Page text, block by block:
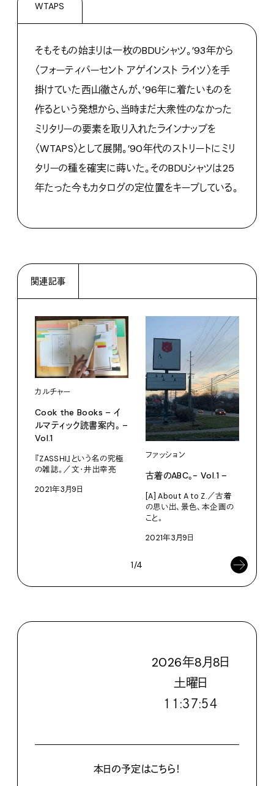
WTAPS
そもそもの始まりは一枚のBDUシャツ。’93年から
〈フォーティパーセント アゲインスト ライツ〉を手
掛けていた西山徹さんが、’96年に着たいものを
作るという発想から、当時まだ大衆性のなかった
ミリタリーの要素を取り入れたラインナップを
〈WTAPS〉として展開。’90年代のストリートにミリ
タリーの種を確実に蒔いた。そのBDUシャツは25
年たった今もカタログの定位置をキープしている。
関連記事
カルチャー
Cook the Books – イ
ルマティック読書案内。 –
Vol.1
『ZASSHI』という名の究極
の雑誌。／文・井出幸亮
2021年3月9日
ファッション
古着のABC。- Vol.1 –
[A] About A to Z.／古着
の思い出、景色、本企画の
こと。
2021年3月9日
1/4
2026年8月8日
土曜日
１１:３７:５５
本日の予定はこちら！